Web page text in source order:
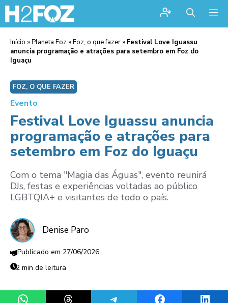
Início »Planeta Foz »Foz, o que fazer » Festival Love Iguassu
anuncia programação e atrações para setembro em Foz do
Iguaçu
FOZ, O QUE FAZER
Evento
Festival Love Iguassu anuncia
programação e atrações para
setembro em Foz do Iguaçu
Com o tema "Magia das Águas", evento reunirá
DJs, festas e experiências voltadas ao público
LGBTQIA+ e visitantes de todo o país.
Denise Paro
27/06/2026
2 min de leitura
Share on WhatsAppShare on ThreadsShare on TelegramShare on Facebook